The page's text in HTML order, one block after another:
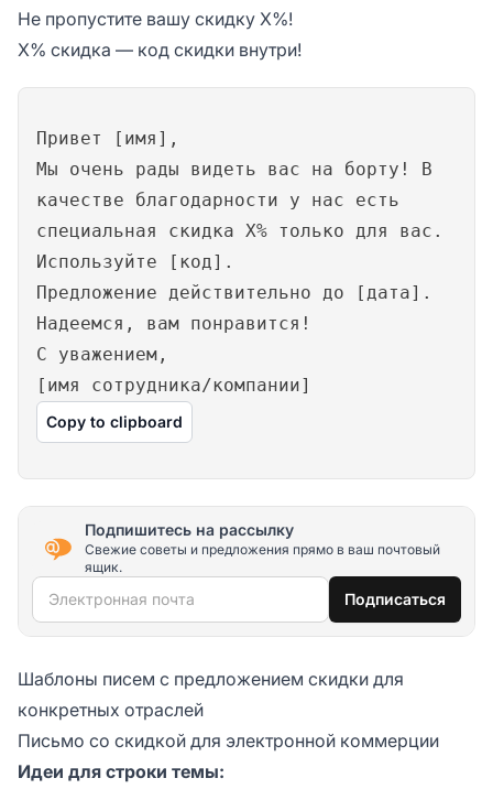
Не пропустите вашу скидку X%!
X% скидка — код скидки внутри!
Привет [имя],
Мы очень рады видеть вас на борту! В
качестве благодарности у нас есть
специальная скидка X% только для вас.
Используйте [код].
Предложение действительно до [дата].
Надеемся, вам понравится!
С уважением,
[имя сотрудника/компании]
Copy to clipboard
Подпишитесь на рассылку
Свежие советы и предложения прямо в ваш почтовый
ящик.
Электронная почта Подписаться
Шаблоны писем с предложением скидки для
конкретных отраслей
Письмо со скидкой для электронной коммерции
Идеи для строки темы: